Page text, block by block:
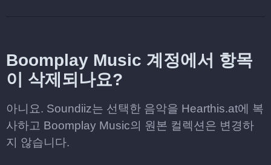
Boomplay Music 계정에서 항목
이 삭제되나요?
아니요. Soundiiz는 선택한 음악을 Hearthis.at에 복
사하고 Boomplay Music의 원본 컬렉션은 변경하
지 않습니다.